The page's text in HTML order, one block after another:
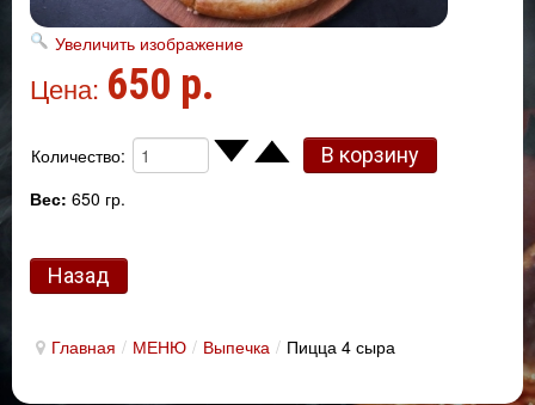
Увеличить изображение
Цена: 650 р.
Количество:
Вес: 650 гр.
Главная / МЕНЮ / Выпечка / Пицца 4 сыра